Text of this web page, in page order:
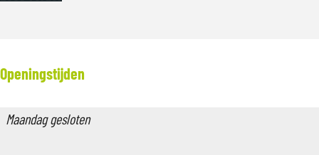
Openingstijden
Maandag gesloten